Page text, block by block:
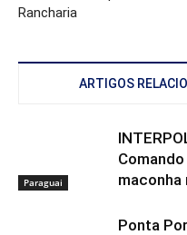
Rancharia
ARTIGOS
Paraguai
maconha
Ponta